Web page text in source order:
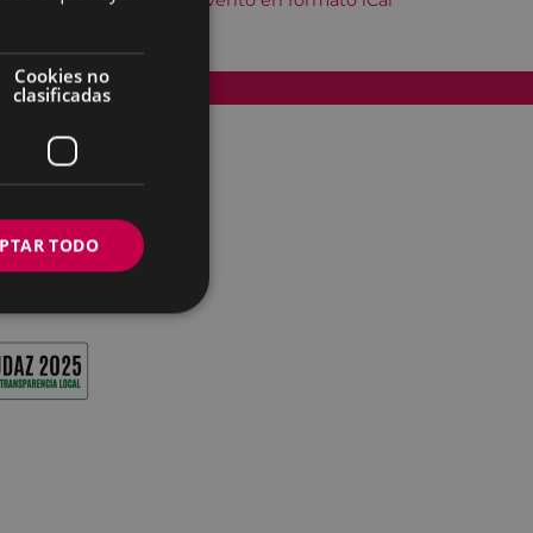
Accesibilidad
Cookies no
clasificadas
TODO